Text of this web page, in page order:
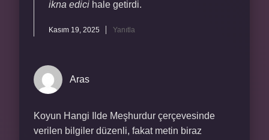
ikna edici hale getirdi.
Kasım 19, 2025 Yanıtla
Aras
Koyun Hangi Ilde Meşhurdur çerçevesinde
verilen bilgiler düzenli, fakat metin biraz